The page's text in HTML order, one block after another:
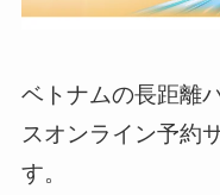
ベトナムの長距離
スオンライン予約
す。